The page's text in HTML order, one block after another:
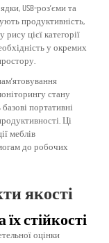
USB-роз’єми та
продуктивність,
цієї категорії
у окремих
стану
портативні
Ці
меблів
до робочих
якості
стійкості
оцінки